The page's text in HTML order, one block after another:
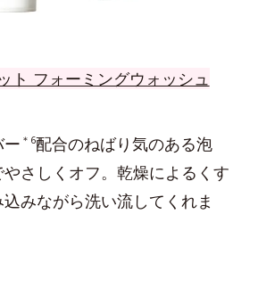
ト フォーミングウォッシュ
ー ＊6配合のねばり気のある泡
さしくオフ。乾燥によるくす
みながら洗い流してくれま